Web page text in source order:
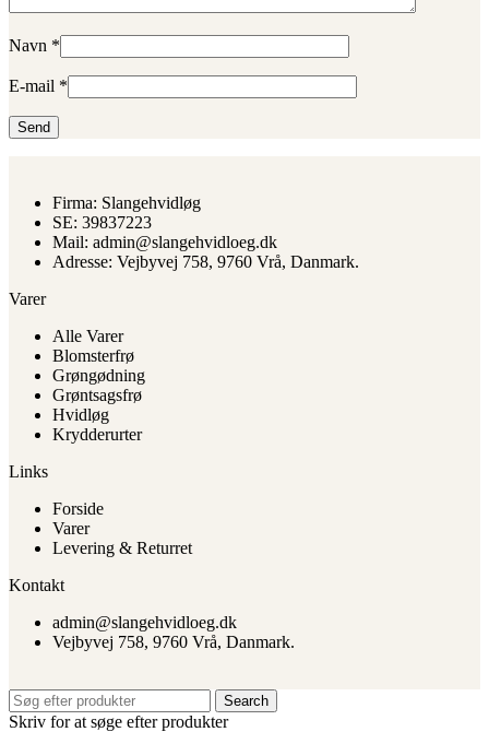
Navn *
E-mail *
Firma: Slangehvidløg
SE: 39837223
Mail: admin@slangehvidloeg.dk
Adresse: Vejbyvej 758, 9760 Vrå, Danmark.
Varer
Alle Varer
Blomsterfrø
Grøngødning
Grøntsagsfrø
Hvidløg
Krydderurter
Links
Forside
Varer
Levering & Returret
Kontakt
admin@slangehvidloeg.dk
Vejbyvej 758, 9760 Vrå, Danmark.
Search
Skriv for at søge efter produkter